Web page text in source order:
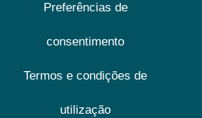
Preferências de
consentimento
Termos e condições de
utilização